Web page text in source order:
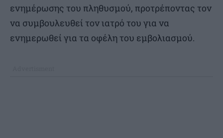
ενημέρωσης του πληθυσμού, προτρέποντας τον
να συμβουλευθεί τον ιατρό του για να
ενημερωθεί για τα οφέλη του εμβολιασμού.